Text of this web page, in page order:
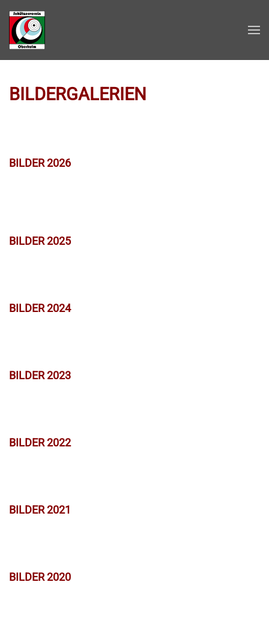
Zum Hauptinhalt springen
BILDERGALERIEN
BILDER 2026
BILDER 2025
BILDER 2024
BILDER 2023
BILDER 2022
BILDER 2021
BILDER 2020